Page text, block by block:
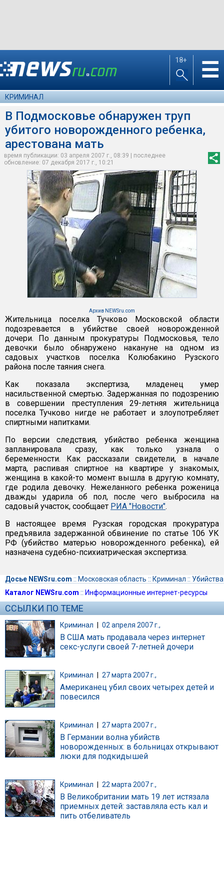
18+ ☰
КРИМИНАЛ
В Подмосковье обнаружен труп
убитого новорожденного ребенка,
арестована мать
время публикации: 03 апреля 2007 г., 08:39 | последнее
обновление: 07 декабря 2017 г., 10:21
Архив NEWSru.com
Жительница поселка Тучково Московской области
подозревается в убийстве своей новорожденной
дочери. По данным прокуратуры Подмосковья, тело
девочки было обнаружено накануне на одном из
садовых участков поселка Колюбакино Рузского
района после таяния снега.
Как показала экспертиза, младенец умер
насильственной смертью. Задержанная по подозрению
в совершении преступления 29-летняя жительница
поселка Тучково нигде не работает и злоупотребляет
спиртными напитками.
По версии следствия, убийство ребенка женщина
запланировала сразу, как только узнала о
беременности. Как рассказали свидетели, в начале
марта, распивая спиртное на квартире у знакомых,
женщина в какой-то момент вышла в другую комнату,
где родила девочку. Нежеланного ребенка роженица
дважды ударила об пол, после чего выбросила на
садовый участок, сообщает РИА "Новости".
В настоящее время Рузская городская прокуратура
предъявила задержанной обвинение по статье 106 УК
РФ (убийство матерью новорожденного ребенка), ей
назначена судебно-психиатрическая экспертиза.
Досье NEWSru.com :: Московская область :: Криминал :: Убийства
Каталог NEWSru.com :: Информационные интернет-ресурсы
ССЫЛКИ ПО ТЕМЕ
Криминал | 02 апреля 2007 г.,
В США мать продавала через интернет
секс-услуги своей 7-летней дочери
Криминал 27 марта 2007 г.,
Американец убил своих четырех детей и
повесился
Криминал 27 марта 2007 г.,
В Германии волна убийств
новорожденных: в больницах открывают
люки для подкидышей
Криминал 22 марта 2007 г.,
В Великобритании мать 19 лет истязала
приемных детей: заставляла есть кал и
пить отбеливатель